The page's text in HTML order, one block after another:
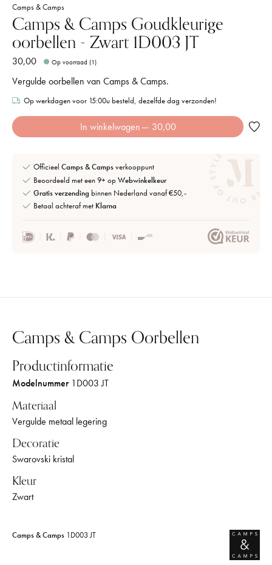
Camps & Camps
Camps & Camps Goudkleurige
oorbellen - Zwart 1D003 JT
30,00 Op voorraad (1)
Vergulde oorbellen van Camps & Camps.
Op werkdagen voor 15:00u besteld, dezelfde dag verzonden!
In winkelwagen — 30,00
Officieel Camps & Campsverkooppunt
Beoordeeld met een 9+ opWebwinkelkeur
Gratis verzending binnen Nederland vanaf €50,-
Betaal achteraf met Klarna
Camps & Camps Oorbellen
Productinformatie
Modelnummer1D003 JT
Materiaal
Vergulde metaal legering
Decoratie
Swarovski kristal
Kleur
Zwart
Camps & Camps 1D003 JT